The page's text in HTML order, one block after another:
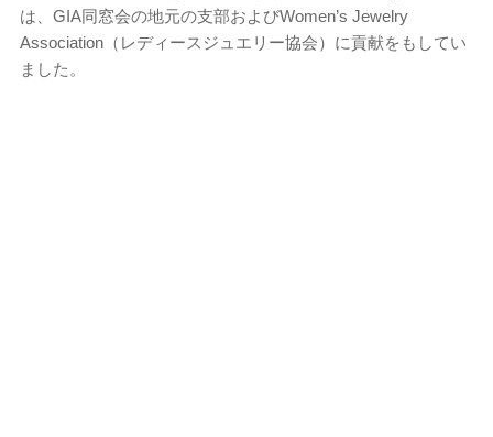
は、GIA同窓会の地元の支部およびWomen’s Jewelry
Association（レディースジュエリー協会）に貢献をもしてい
ました。